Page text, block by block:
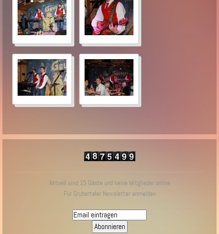
Aktuell sind 15 Gäste und keine Mitglieder online
Für Grubertaler Newsletter anmelden